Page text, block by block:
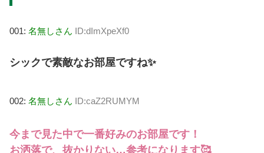
001: 名無しさん ID:dImXpeXf0
シックで素敵なお部屋ですね✨
002: 名無しさん ID:caZ2RUMYM
今まで見た中で一番好みのお部屋です！
お洒落で、抜かりない…参考になります🥰